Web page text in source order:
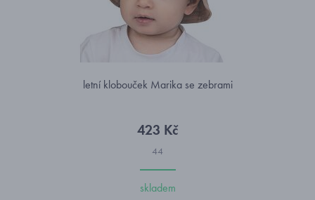
letní klobouček Marika se zebrami
423 Kč
44
skladem